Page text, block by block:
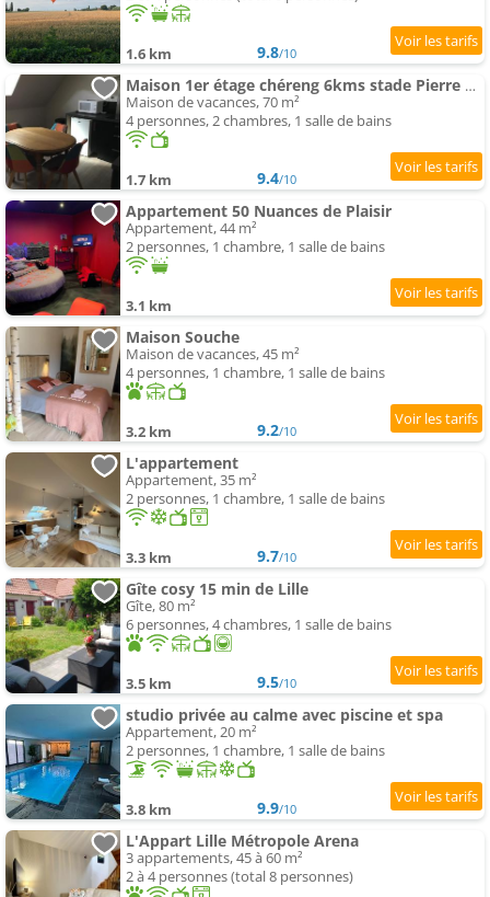
1.6 km 9.8/10
Maison 1er étage chéreng 6kms stade Pierre Mauroy
Maison de vacances, 70 m²
4 personnes, 2 chambres, 1 salle de bains
1.7 km 9.4/10
Appartement 50 Nuances de Plaisir
Appartement, 44 m²
2 personnes, 1 chambre, 1 salle de bains
3.1 km
Maison Souche
Maison de vacances, 45 m²
4 personnes, 1 chambre, 1 salle de bains
3.2 km 9.2/10
L'appartement
Appartement, 35 m²
2 personnes, 1 chambre, 1 salle de bains
3.3 km 9.7/10
Gîte cosy 15 min de Lille
Gîte, 80 m²
6 personnes, 4 chambres, 1 salle de bains
3.5 km 9.5/10
studio privée au calme avec piscine et spa
Appartement, 20 m²
2 personnes, 1 chambre, 1 salle de bains
3.8 km 9.9/10
L'Appart Lille Métropole Arena
3 appartements, 45 à 60 m²
2 à 4 personnes (total 8 personnes)